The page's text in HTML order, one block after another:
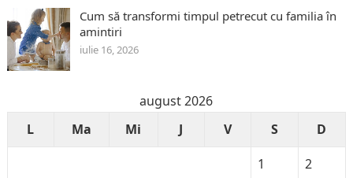
Cum să transformi timpul petrecut cu familia în
amintiri
iulie 16, 2026
august 2026
L
Ma Mi J V S
D
1
2